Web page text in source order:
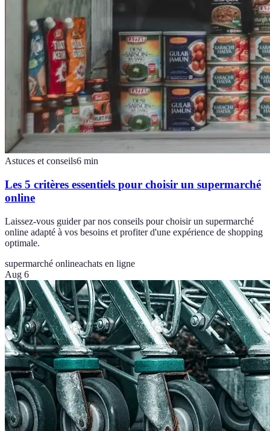
Astuces et conseils6 min
Les 5 critères essentiels pour choisir un supermarché
online
Laissez-vous guider par nos conseils pour choisir un supermarché
online adapté à vos besoins et profiter d'une expérience de shopping
optimale.
supermarché onlineachats en ligne
Aug 6